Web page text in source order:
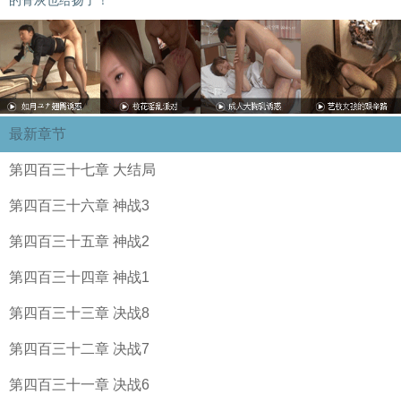
最新章节
第四百三十七章 大结局
第四百三十六章 神战3
第四百三十五章 神战2
第四百三十四章 神战1
第四百三十三章 决战8
第四百三十二章 决战7
第四百三十一章 决战6